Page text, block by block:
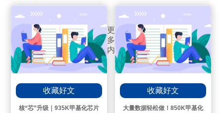
收藏好文
核“芯”升级｜935K甲基化芯片
收藏好文
大量数据轻松做！850K甲基化
更
多
内